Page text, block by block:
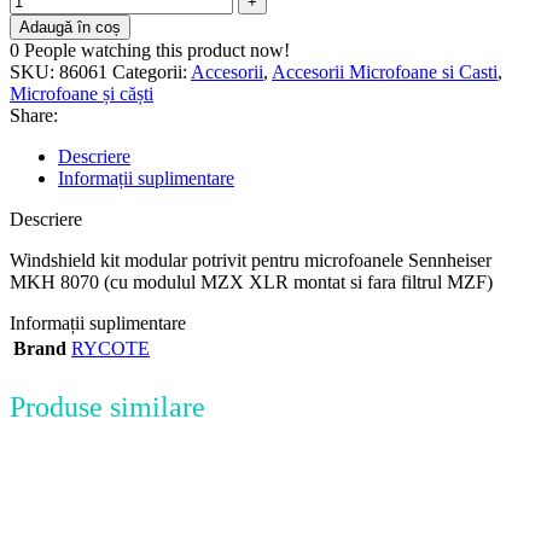
Adaugă în coș
0 People watching this product now!
SKU: 86061 Categorii: Accesorii, Accesorii Microfoane si Casti,
Microfoane și căști
Share:
Descriere
Informații suplimentare
Descriere
Windshield kit modular potrivit pentru microfoanele Sennheiser
MKH 8070 (cu modulul MZX XLR montat si fara filtrul MZF)
Informații suplimentare
Brand RYCOTE
Produse similare